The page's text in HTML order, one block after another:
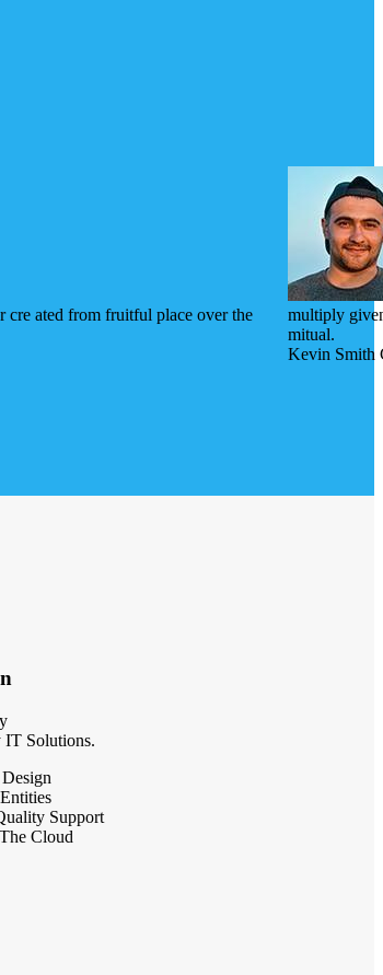
cre ated from fruitful place over the
multiply
mitual.
Kevin Smith
IT Solutions.
Support
Cloud